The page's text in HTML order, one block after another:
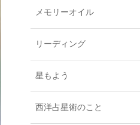
メモリーオイル
リーディング
星もよう
西洋占星術のこと